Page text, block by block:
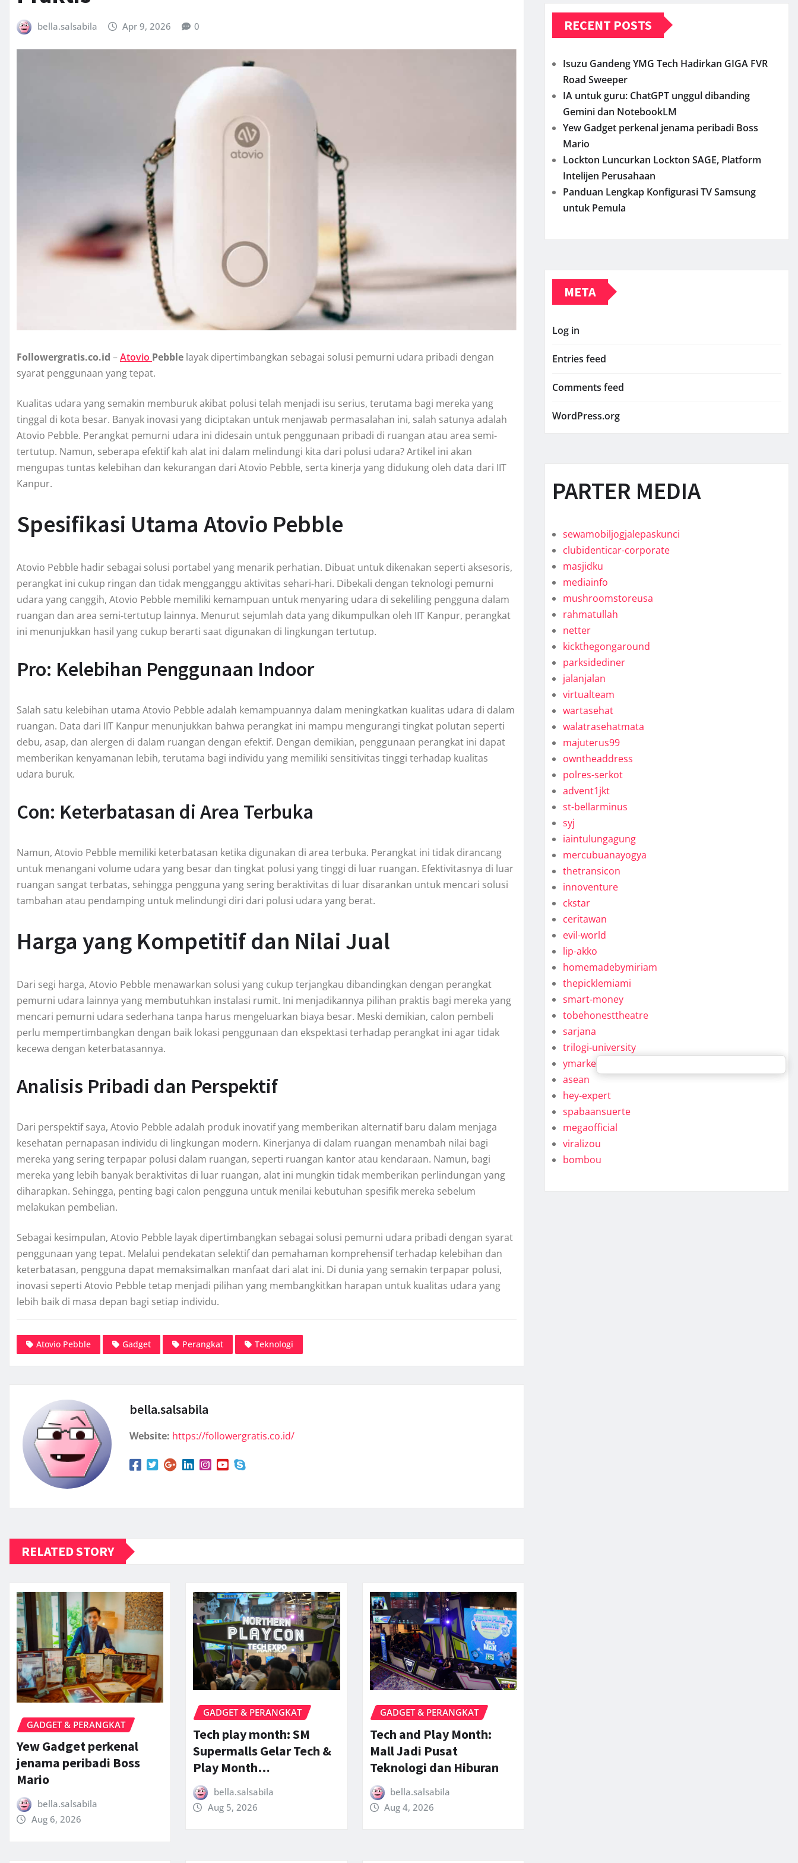
bella.salsabila Apr 9, 2026 0
Followergratis.co.id –Atovio Pebble layak dipertimbangkan sebagai solusi pemurni udara pribadi dengan
syarat penggunaan yang tepat.
Kualitas udara yang semakin memburuk akibat polusi telah menjadi isu serius, terutama bagi mereka yang
tinggal di kota besar. Banyak inovasi yang diciptakan untuk menjawab permasalahan ini, salah satunya adalah
Atovio Pebble. Perangkat pemurni udara ini didesain untuk penggunaan pribadi di ruangan atau area semi-
tertutup. Namun, seberapa efektif kah alat ini dalam melindungi kita dari polusi udara? Artikel ini akan
mengupas tuntas kelebihan dan kekurangan dari Atovio Pebble, serta kinerja yang didukung oleh data dari IIT
Kanpur.
Spesifikasi Utama Atovio Pebble
Atovio Pebble hadir sebagai solusi portabel yang menarik perhatian. Dibuat untuk dikenakan seperti aksesoris,
perangkat ini cukup ringan dan tidak mengganggu aktivitas sehari-hari. Dibekali dengan teknologi pemurni
udara yang canggih, Atovio Pebble memiliki kemampuan untuk menyaring udara di sekeliling pengguna dalam
ruangan dan area semi-tertutup lainnya. Menurut sejumlah data yang dikumpulkan oleh IIT Kanpur, perangkat
ini menunjukkan hasil yang cukup berarti saat digunakan di lingkungan tertutup.
Pro: Kelebihan Penggunaan Indoor
Salah satu kelebihan utama Atovio Pebble adalah kemampuannya dalam meningkatkan kualitas udara di dalam
ruangan. Data dari IIT Kanpur menunjukkan bahwa perangkat ini mampu mengurangi tingkat polutan seperti
debu, asap, dan alergen di dalam ruangan dengan efektif. Dengan demikian, penggunaan perangkat ini dapat
memberikan kenyamanan lebih, terutama bagi individu yang memiliki sensitivitas tinggi terhadap kualitas
udara buruk.
Con: Keterbatasan di Area Terbuka
Namun, Atovio Pebble memiliki keterbatasan ketika digunakan di area terbuka. Perangkat ini tidak dirancang
untuk menangani volume udara yang besar dan tingkat polusi yang tinggi di luar ruangan. Efektivitasnya di luar
ruangan sangat terbatas, sehingga pengguna yang sering beraktivitas di luar disarankan untuk mencari solusi
tambahan atau pendamping untuk melindungi diri dari polusi udara yang berat.
Harga yang Kompetitif dan Nilai Jual
Dari segi harga, Atovio Pebble menawarkan solusi yang cukup terjangkau dibandingkan dengan perangkat
pemurni udara lainnya yang membutuhkan instalasi rumit. Ini menjadikannya pilihan praktis bagi mereka yang
mencari pemurni udara sederhana tanpa harus mengeluarkan biaya besar. Meski demikian, calon pembeli
perlu mempertimbangkan dengan baik lokasi penggunaan dan ekspektasi terhadap perangkat ini agar tidak
kecewa dengan keterbatasannya.
Analisis Pribadi dan Perspektif
Dari perspektif saya, Atovio Pebble adalah produk inovatif yang memberikan alternatif baru dalam menjaga
kesehatan pernapasan individu di lingkungan modern. Kinerjanya di dalam ruangan menambah nilai bagi
mereka yang sering terpapar polusi dalam ruangan, seperti ruangan kantor atau kendaraan. Namun, bagi
mereka yang lebih banyak beraktivitas di luar ruangan, alat ini mungkin tidak memberikan perlindungan yang
diharapkan. Sehingga, penting bagi calon pengguna untuk menilai kebutuhan spesifik mereka sebelum
melakukan pembelian.
Sebagai kesimpulan, Atovio Pebble layak dipertimbangkan sebagai solusi pemurni udara pribadi dengan syarat
penggunaan yang tepat. Melalui pendekatan selektif dan pemahaman komprehensif terhadap kelebihan dan
keterbatasan, pengguna dapat memaksimalkan manfaat dari alat ini. Di dunia yang semakin terpapar polusi,
inovasi seperti Atovio Pebble tetap menjadi pilihan yang membangkitkan harapan untuk kualitas udara yang
lebih baik di masa depan bagi setiap individu.
Atovio Pebble Gadget Perangkat Teknologi
bella.salsabila
Website: https://followergratis.co.id/
RELATED STORY
GADGET & PERANGKAT
Yew Gadget perkenal
jenama peribadi Boss
Mario
bella.salsabila
Aug 6, 2026
GADGET & PERANGKAT
Tech play month: SM
Supermalls Gelar Tech &
Play Month…
bella.salsabila
Aug 5, 2026
GADGET & PERANGKAT
Tech and Play Month:
Mall Jadi Pusat
Teknologi dan Hiburan
bella.salsabila
Aug 4, 2026
RECENT POSTS
Isuzu Gandeng YMG Tech Hadirkan GIGA FVR
Road Sweeper
IA untuk guru: ChatGPT unggul dibanding
Gemini dan NotebookLM
Yew Gadget perkenal jenama peribadi Boss
Mario
Lockton Luncurkan Lockton SAGE, Platform
Intelijen Perusahaan
Panduan Lengkap Konfigurasi TV Samsung
untuk Pemula
META
Log in
Entries feed
Comments feed
WordPress.org
PARTER MEDIA
sewamobiljogjalepaskunci
clubidenticar-corporate
masjidku
mediainfo
mushroomstoreusa
rahmatullah
netter
kickthegongaround
parksidediner
jalanjalan
virtualteam
wartasehat
walatrasehatmata
majuterus99
owntheaddress
polres-serkot
advent1jkt
st-bellarminus
syj
iaintulungagung
mercubuanayogya
thetransicon
innoventure
ckstar
ceritawan
evil-world
lip-akko
homemadebymiriam
thepicklemiami
smart-money
tobehonesttheatre
sarjana
trilogi-university
ymarkel
asean
hey-expert
spabaansuerte
megaofficial
viralizou
bombou